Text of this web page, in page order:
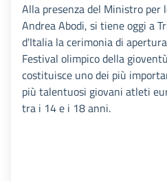
Alla presenza del Ministro per
Andrea Abodi, si tiene oggi a
d'Italia la cerimonia di
Festival olimpico della
costituisce uno dei più
più talentuosi giovani atleti
tra i 14 e i 18 anni.